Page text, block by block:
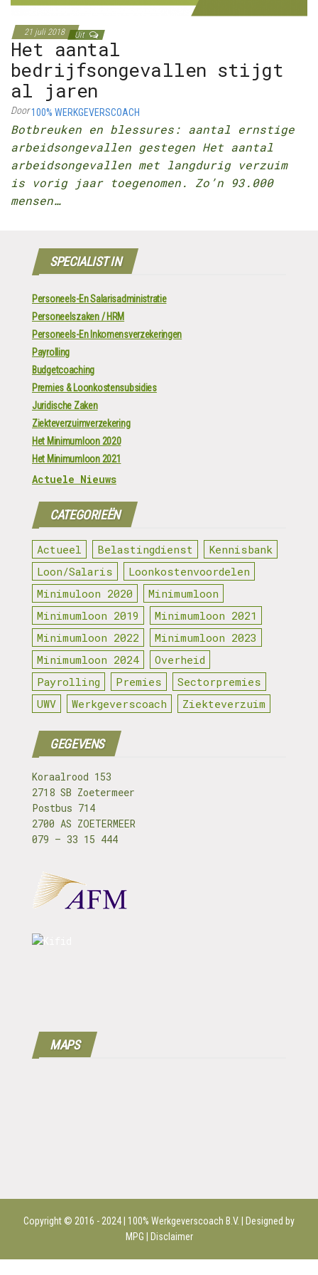
21 juli 2018 Uit
Het aantal
bedrijfsongevallen stijgt
al jaren
Door100% WERKGEVERSCOACH
Botbreuken en blessures: aantal ernstige
arbeidsongevallen gestegen Het aantal
arbeidsongevallen met langdurig verzuim
is vorig jaar toegenomen. Zo’n 93.000
mensen…
SPECIALIST IN
Personeels-En Salarisadministratie
Personeelszaken / HRM
Personeels-En Inkomensverzekeringen
Payrolling
Budgetcoaching
Premies & Loonkostensubsidies
Juridische Zaken
Ziekteverzuimverzekering
Het Minimumloon 2020
Het Minimumloon 2021
Actuele Nieuws
CATEGORIEËN
Actueel Belastingdienst
Kennisbank
Loon/Salaris
Loonkostenvoordelen
Minimuloon 2020
Minimumloon
Minimumloon 2019
Minimumloon 2021
Minimumloon 2022
Minimumloon 2023
Minimumloon 2024
Overheid
Payrolling
Premies
Sectorpremies
UWV
Werkgeverscoach Ziekteverzuim
GEGEVENS
Koraalrood 153
2718 SB Zoetermeer
Postbus 714
2700 AS ZOETERMEER
079 – 33 15 444
MAPS
Copyright © 2016 - 2024 | 100% Werkgeverscoach B.V. | Designed by
MPG |
Disclaimer